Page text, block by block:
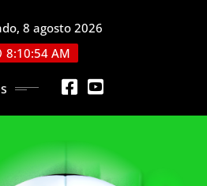
8 agosto 2026
8:10:56 AM